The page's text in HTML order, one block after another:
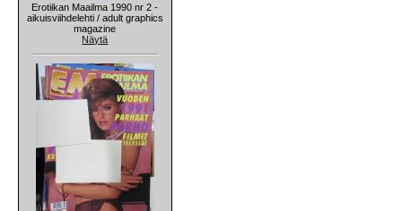
Erotiikan Maailma 1990 nr 2 -
aikuisviihdelehti / adult graphics
magazine
Näytä